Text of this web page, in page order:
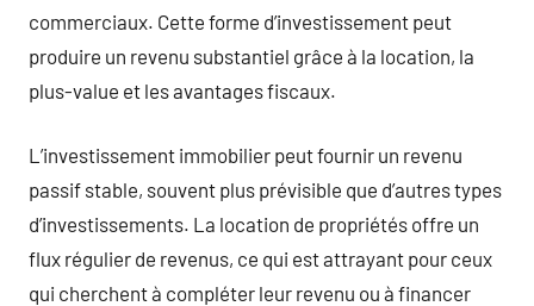
commerciaux. Cette forme d’investissement peut
produire un revenu substantiel grâce à la location, la
plus-value et les avantages fiscaux.
L’investissement immobilier peut fournir un revenu
passif stable, souvent plus prévisible que d’autres types
d’investissements. La location de propriétés offre un
flux régulier de revenus, ce qui est attrayant pour ceux
qui cherchent à compléter leur revenu ou à financer